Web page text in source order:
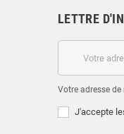
LETTRE
Votre adresse
J'accepte